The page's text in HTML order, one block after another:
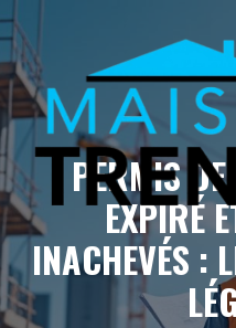
Aller
au
contenu
PERMIS
EXPIRÉ
INACHEVÉS :